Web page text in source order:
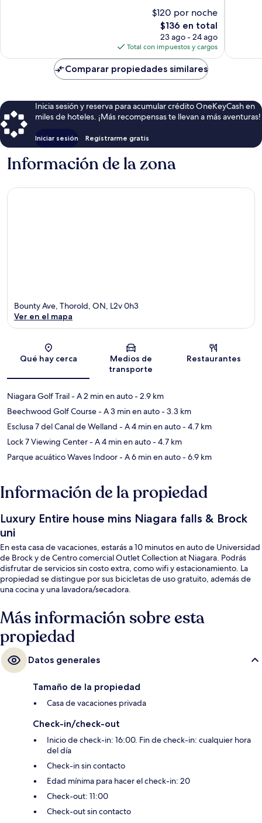
$120 por noche
El
precio
actual
es
de
$136
$136 en total
23 ago - 24 ago
Total con impuestos y cargos
Comparar propiedades similares
Inicia sesión y reserva para acumular crédito OneKeyCash en
miles de hoteles. ¡Más recompensas te llevan a más aventuras!
Iniciar sesión Registrarme gratis
Información de la zona
Sección del mapa
Bounty Ave, Thorold, ON, L2v 0h3
Ver en el mapa
Qué hay cerca
Medios de
transporte
Restaurantes
Niagara Golf Trail- A 2 min en auto- 2.9 km
Beechwood Golf Course- A 3 min en auto- 3.3 km
Esclusa 7 del Canal de Welland - A 4 min en auto- 4.7 km
Lock 7 Viewing Center- A 4 min en auto- 4.7 km
Parque acuático Waves Indoor- A 6 min en auto- 6.9 km
Información de la propiedad
Luxury Entire house mins Niagara falls & Brock
uni
En esta casa de vacaciones, estarás a 10 minutos en auto de Universidad
de Brock y de Centro comercial Outlet Collection at Niagara. Podrás
disfrutar de servicios sin costo extra, como wifi y estacionamiento. La
propiedad se distingue por sus bicicletas de uso gratuito, además de
una cocina y una lavadora/secadora.
Más información sobre esta
propiedad
Datos generales
Tamaño de la propiedad
Casa de vacaciones privada
Check-in/check-out
Inicio de check-in: 16:00. Fin de check-in: cualquier hora
del día
Check-in sin contacto
Edad mínima para hacer el check-in: 20
Check-out: 11:00
Check-out sin contacto